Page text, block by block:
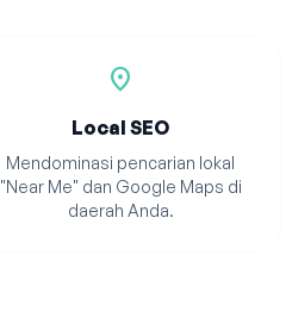
location_on
Local SEO
Mendominasi pencarian lokal
"Near Me" dan Google Maps di
daerah Anda.